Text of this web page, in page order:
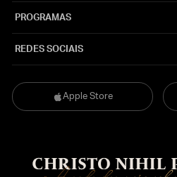
Apple Store
PROGRAMAS
REDES SOCIAIS